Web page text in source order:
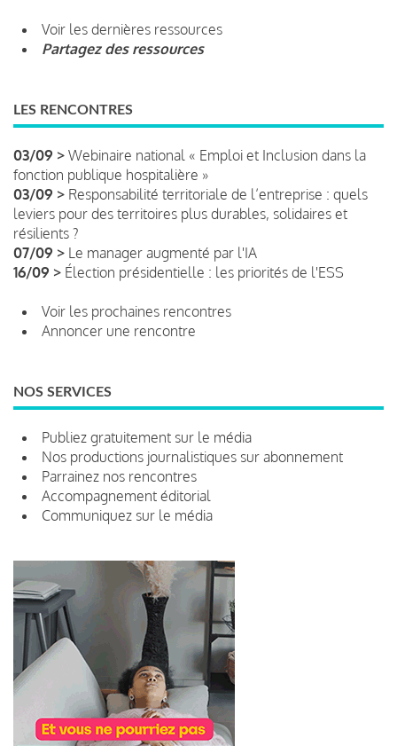
Voir les dernières ressources
Partagez des ressources
LES RENCONTRES
03/09 > Webinaire national « Emploi et Inclusion dans la
fonction publique hospitalière »
03/09 > Responsabilité territoriale de l’entreprise : quels
leviers pour des territoires plus durables, solidaires et
résilients ?
07/09 > Le manager augmenté par l'IA
16/09 > Élection présidentielle : les priorités de l'ESS
Voir les prochaines rencontres
Annoncer une rencontre
NOS SERVICES
Publiez gratuitement sur le média
Nos productions journalistiques sur abonnement
Parrainez nos rencontres
Accompagnement éditorial
Communiquez sur le média